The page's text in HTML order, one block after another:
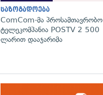
საზოგადოება
ComCom-მა პროსამთავრობო
ტელეკომპანია POSTV 2 500
ლარით დააჯარიმა